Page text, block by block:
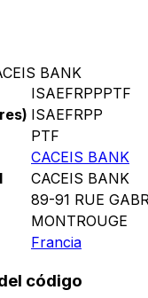
BANK
ISAEFRPPPTF
ISAEFRPP
PTF
CACEIS BANK
CACEIS BANK
89-91 RUE
MONTROUGE
Francia
código